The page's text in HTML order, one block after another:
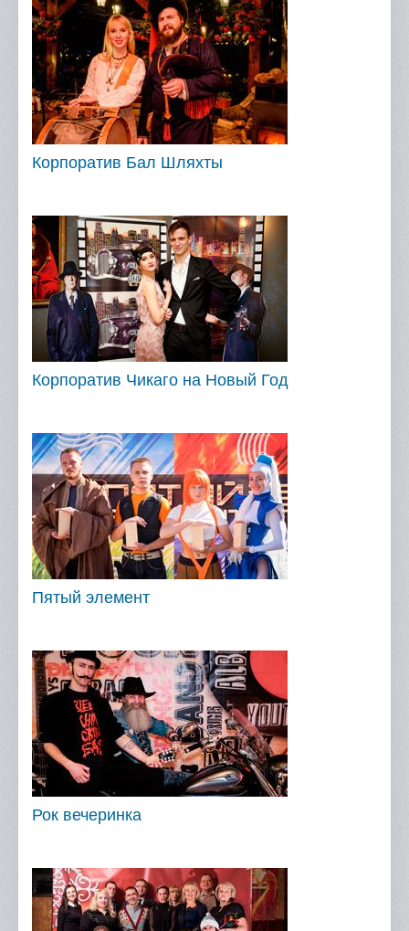
Корпоратив Бал Шляхты
Корпоратив Чикаго на Новый Год
Пятый элемент
Рок вечеринка